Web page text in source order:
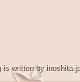
is written by